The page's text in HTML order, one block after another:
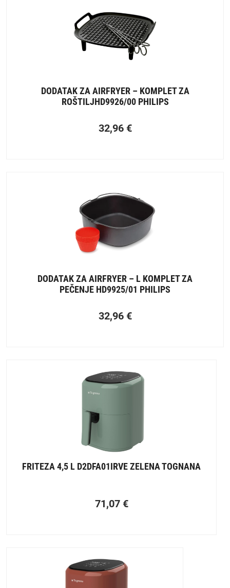
DODATAK ZA AIRFRYER – KOMPLET ZA
ROŠTILJHD9926/00 PHILIPS
32,96 €
DODATAK ZA AIRFRYER – L KOMPLET ZA
PEČENJE HD9925/01 PHILIPS
32,96 €
FRITEZA 4,5 L D2DFA01IRVE ZELENA TOGNANA
71,07 €